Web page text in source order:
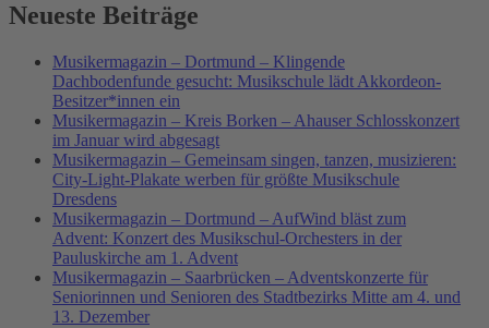
Neueste Beiträge
Musikermagazin – Dortmund – Klingende
Dachbodenfunde gesucht: Musikschule lädt Akkordeon-
Besitzer*innen ein
Musikermagazin – Kreis Borken – Ahauser Schlosskonzert
im Januar wird abgesagt
Musikermagazin – Gemeinsam singen, tanzen, musizieren:
City-Light-Plakate werben für größte Musikschule
Dresdens
Musikermagazin – Dortmund – AufWind bläst zum
Advent: Konzert des Musikschul-Orchesters in der
Pauluskirche am 1. Advent
Musikermagazin – Saarbrücken – Adventskonzerte für
Seniorinnen und Senioren des Stadtbezirks Mitte am 4. und
13. Dezember